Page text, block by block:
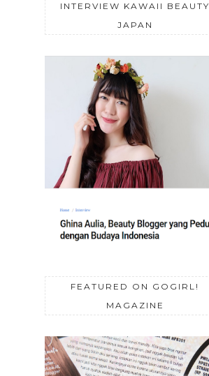
INTERVIEW KAWAII BEAUTY
JAPAN
FEATURED ON GOGIRL!
MAGAZINE